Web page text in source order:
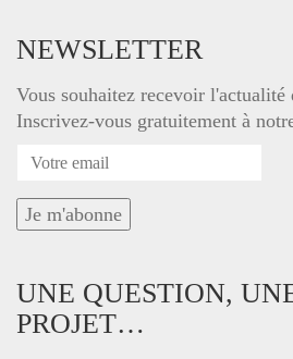
NEWSLETTER
Vous souhaitez recevoir l'actualité
Inscrivez-vous gratuitement à
UNE QUESTION,
PROJET…